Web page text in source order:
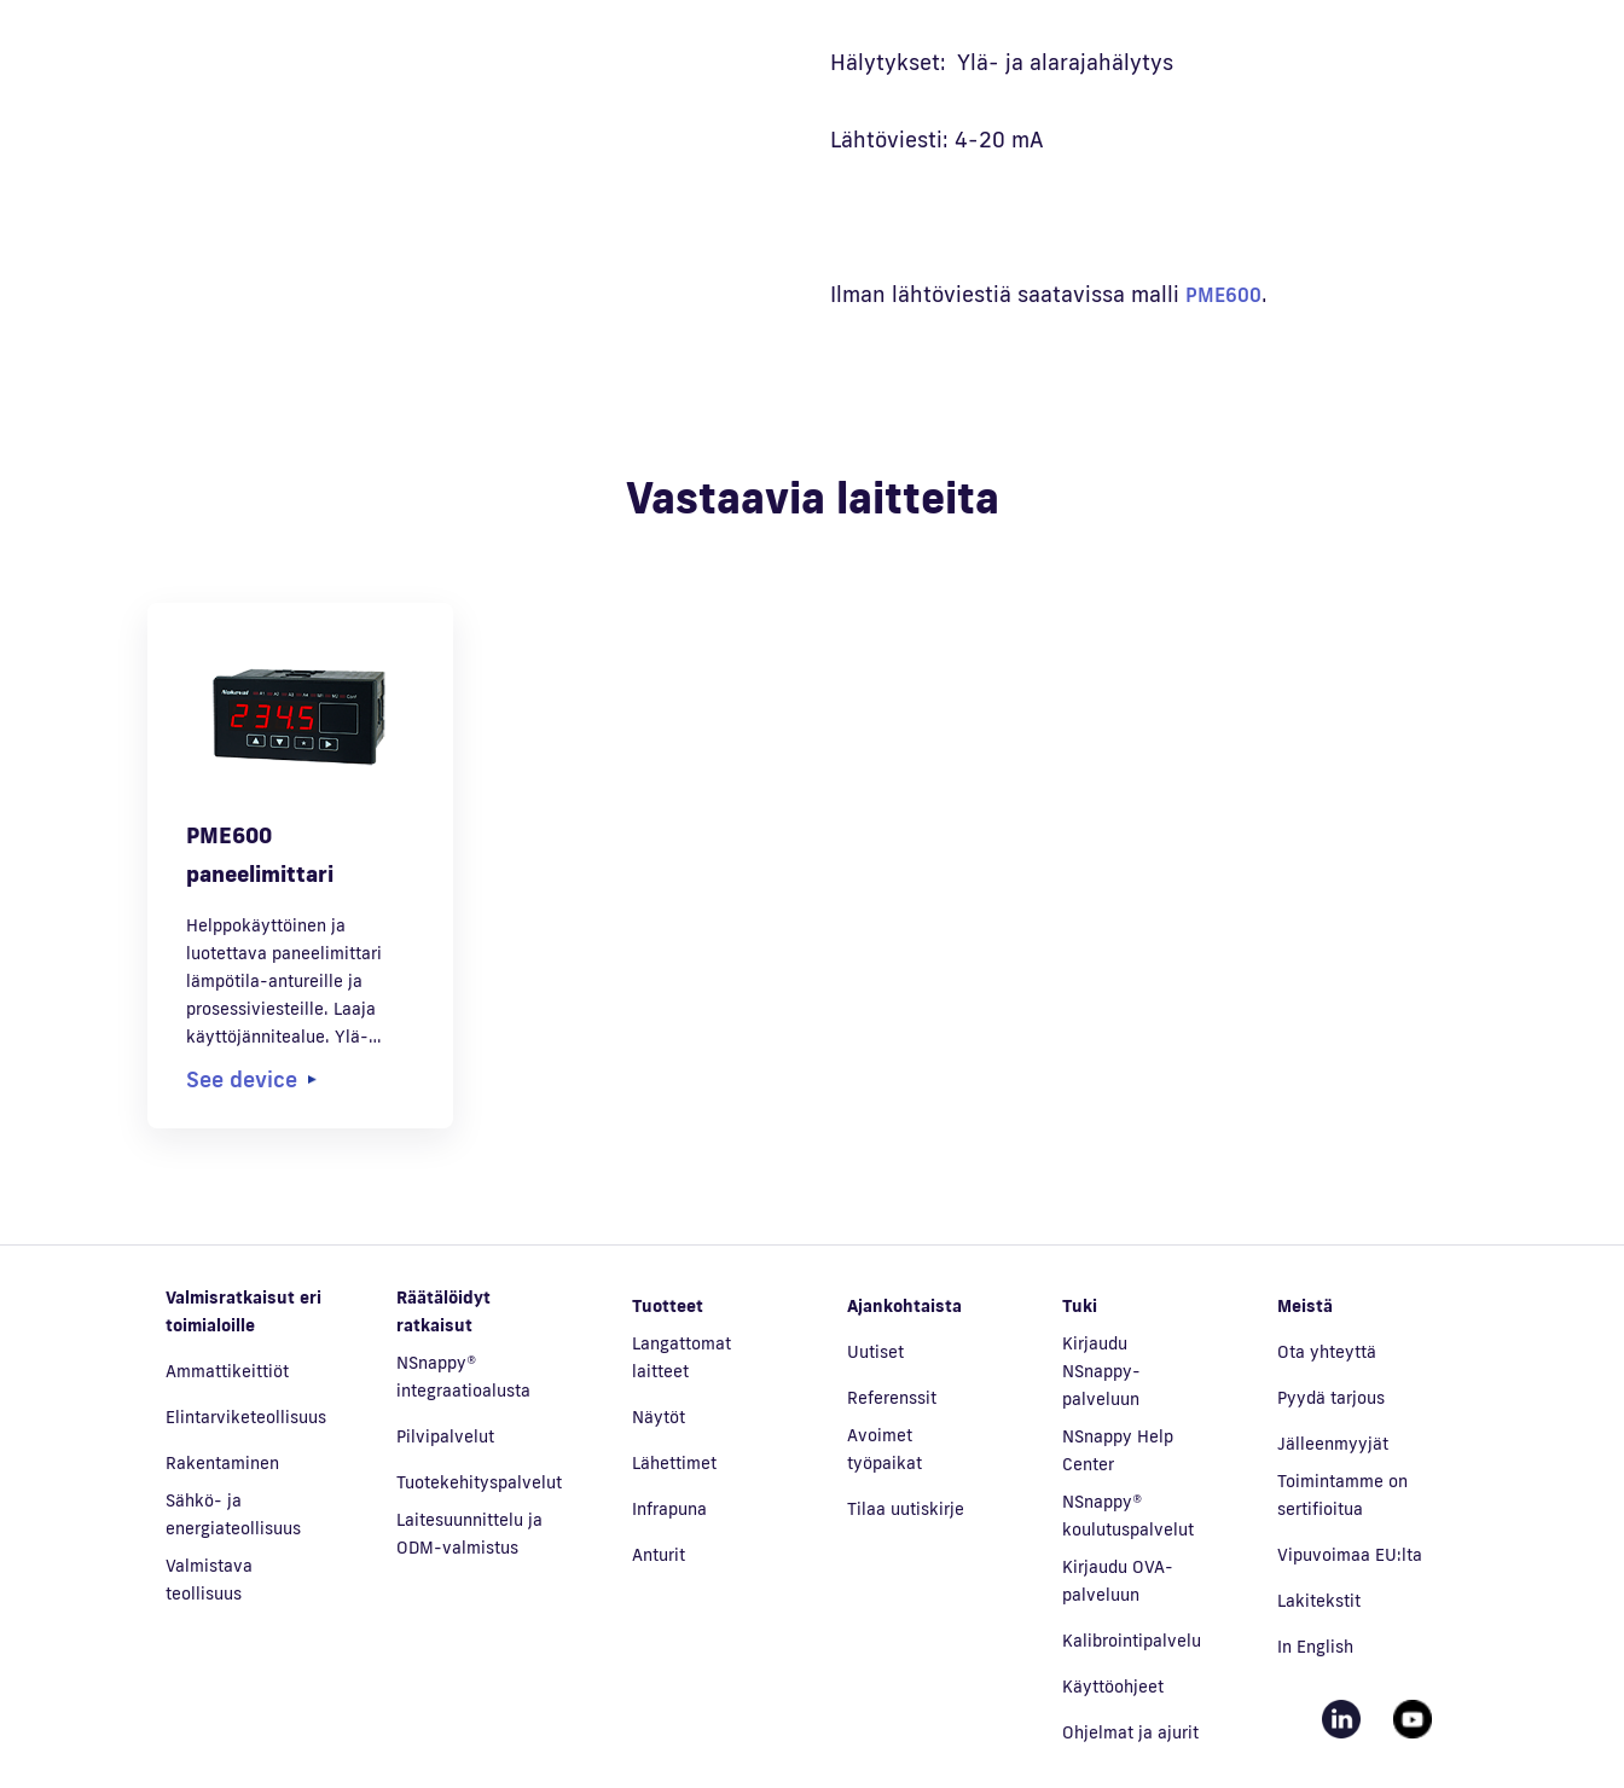
Hälytykset: Ylä- ja alarajahälytys
Lähtöviesti: 4-20 mA
Ilman lähtöviestiä saatavissa malli PME600.
Vastaavia laitteita
PME600
paneelimittari
Helppokäyttöinen ja
luotettava paneelimittari
lämpötila-antureille ja
prosessiviesteille. Laaja
käyttöjännitealue. Ylä-…
See device
Valmisratkaisut eri
toimialoille
Ammattikeittiöt
Elintarviketeollisuus
Rakentaminen
Sähkö- ja
energiateollisuus
Valmistava
teollisuus
Räätälöidyt
ratkaisut
NSnappy®
integraatioalusta
Pilvipalvelut
Tuotekehityspalvelut
Laitesuunnittelu ja
ODM-valmistus
Tuotteet
Langattomat
laitteet
Näytöt
Lähettimet
Infrapuna
Anturit
Ajankohtaista
Uutiset
Referenssit
Avoimet
työpaikat
Tilaa uutiskirje
Tuki
Kirjaudu
NSnappy-
palveluun
NSnappy Help
Center
NSnappy®
koulutuspalvelut
Kirjaudu OVA-
palveluun
Kalibrointipalvelu
Käyttöohjeet
Ohjelmat ja ajurit
Meistä
Ota yhteyttä
Pyydä tarjous
Jälleenmyyjät
Toimintamme on
sertifioitua
Vipuvoimaa EU:lta
Lakitekstit
In English